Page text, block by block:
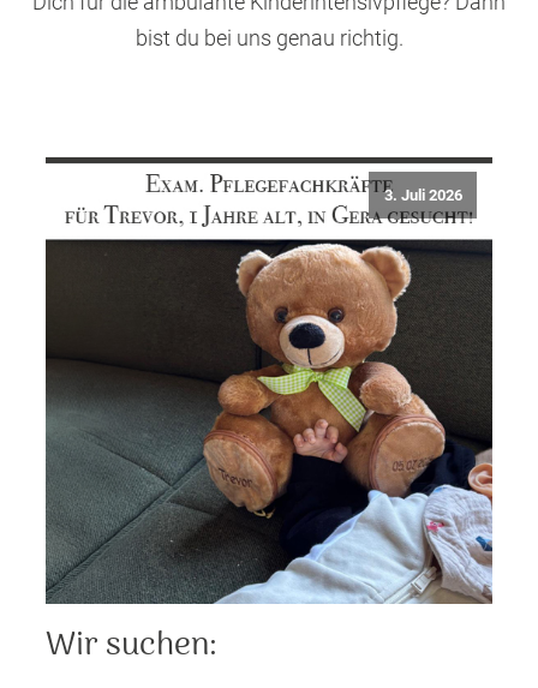
bist du bei uns genau richtig.
3. Juli 2026
Wir suchen: